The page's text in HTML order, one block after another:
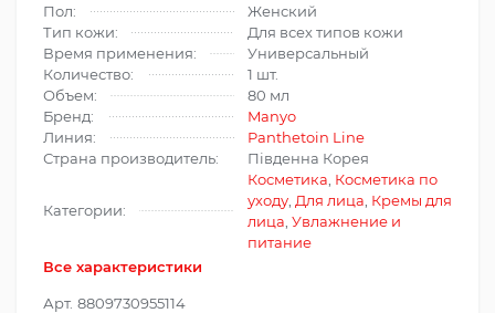
Пол:
Женский
Тип кожи:
Для всех типов кожи
Время применения:
Универсальный
Количество:
1 шт.
Объем:
80 мл
Бренд:
Manyo
Линия:
Panthetoin Line
Страна производитель:
Південна Корея
Категории:
Косметика Косметика по
уходу Для лица Кремы для
лица Увлажнение и
питание
Все характеристики
Арт. 8809730955114